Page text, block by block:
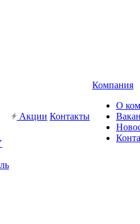
Акции Контакты
Компания
О